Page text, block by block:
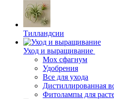
Тилландсии
Уход и выращивание
Мох сфагнум
Удобрения
Все для ухода
Дистиллированная
Фитолампы для